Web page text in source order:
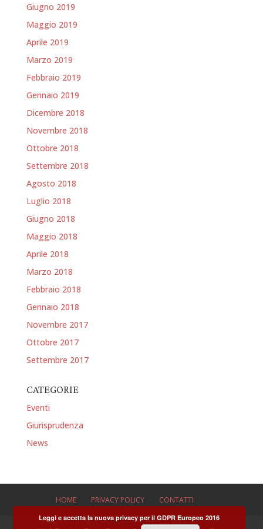
Giugno 2019
Maggio 2019
Aprile 2019
Marzo 2019
Febbraio 2019
Gennaio 2019
Dicembre 2018
Novembre 2018
Ottobre 2018
Settembre 2018
Agosto 2018
Luglio 2018
Giugno 2018
Maggio 2018
Aprile 2018
Marzo 2018
Febbraio 2018
Gennaio 2018
Novembre 2017
Ottobre 2017
Settembre 2017
CATEGORIE
Eventi
Giurisprudenza
News
HOME PRIVACY POLICY CONTATTI
Leggi e accetta la nuova privacy per il GDPR Europeo 2016